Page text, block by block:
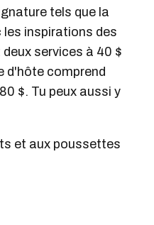
tels que la
les inspirations des
services à 40 $
d'hôte comprend
$. Tu peux aussi y
et aux poussettes